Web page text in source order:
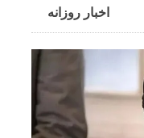
اخبار روزانه